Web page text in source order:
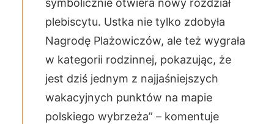
plebiscytu. Ustka nie tylko zdobyła
Nagrodę Plażowiczów, ale też wygrała
w kategorii rodzinnej, pokazując, że
jest dziś jednym z najjaśniejszych
wakacyjnych punktów na mapie
polskiego wybrzeża” – komentuje